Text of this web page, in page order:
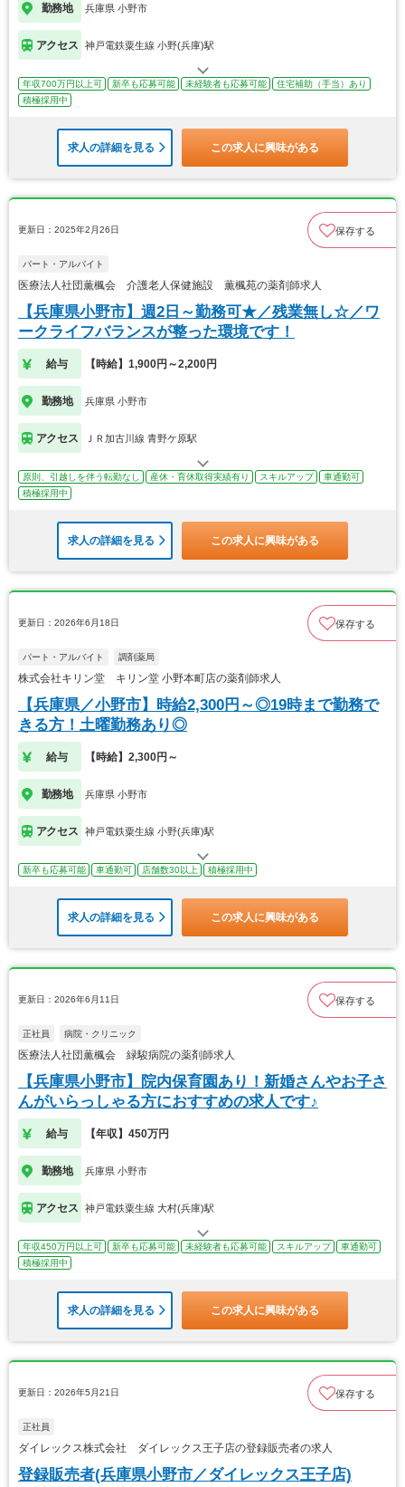
勤務地 兵庫県 小野市
アクセス 神戸電鉄粟生線 小野(兵庫)駅
年収700万円以上可 新卒も応募可能 未経験者も応募可能
住宅補助（手当）あり
積極採用中
求人の詳細を見る この求人に興味がある
更新日：2025年2月26日 保存する
パート・アルバイト
医療法人社団薫楓会 介護老人保健施設 薫楓苑の薬剤師求人
【兵庫県小野市】週2日～勤務可★／残業無し☆／ワ
ークライフバランスが整った環境です！
給与 【時給】1,900円～2,200円
勤務地 兵庫県 小野市
アクセス ＪＲ加古川線 青野ケ原駅
原則、引越しを伴う転勤なし 産休・育休取得実績有り スキルアップ
車通勤可
積極採用中
求人の詳細を見る この求人に興味がある
更新日：2026年6月18日 保存する
パート・アルバイト 調剤薬局
株式会社キリン堂 キリン堂 小野本町店の薬剤師求人
【兵庫県／小野市】時給2,300円～◎19時まで勤務で
きる方！土曜勤務あり◎
給与 【時給】2,300円～
勤務地 兵庫県 小野市
アクセス 神戸電鉄粟生線 小野(兵庫)駅
新卒も応募可能 車通勤可 店舗数30以上 積極採用中
求人の詳細を見る この求人に興味がある
更新日：2026年6月11日 保存する
正社員 病院・クリニック
医療法人社団薫楓会 緑駿病院の薬剤師求人
【兵庫県小野市】院内保育園あり！新婚さんやお子さ
んがいらっしゃる方におすすめの求人です♪
給与 【年収】450万円
勤務地 兵庫県 小野市
アクセス 神戸電鉄粟生線 大村(兵庫)駅
年収450万円以上可 新卒も応募可能 未経験者も応募可能 スキルアップ
車通勤可
積極採用中
求人の詳細を見る この求人に興味がある
更新日：2026年5月21日 保存する
正社員
ダイレックス株式会社 ダイレックス王子店の登録販売者の求人
登録販売者(兵庫県小野市／ダイレックス王子店)